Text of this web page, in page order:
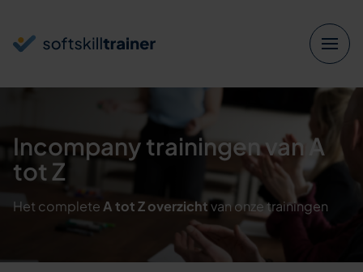
Incompany trainingen van A
tot Z
Het complete A tot Z overzichtvan onze trainingen